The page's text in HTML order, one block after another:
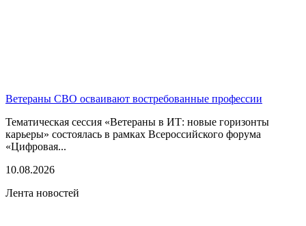
Ветераны СВО осваивают востребованные профессии
Тематическая сессия «Ветераны в ИТ: новые горизонты
карьеры» состоялась в рамках Всероссийского форума
«Цифровая...
10.08.2026
Лента новостей